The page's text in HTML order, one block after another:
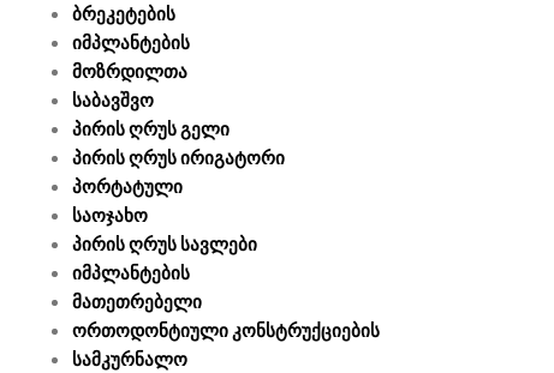
ბრეკეტების
იმპლანტების
მოზრდილთა
საბავშვო
პირის ღრუს გელი
პირის ღრუს ირიგატორი
პორტატული
საოჯახო
პირის ღრუს სავლები
იმპლანტების
მათეთრებელი
ორთოდონტიული კონსტრუქციების
სამკურნალო